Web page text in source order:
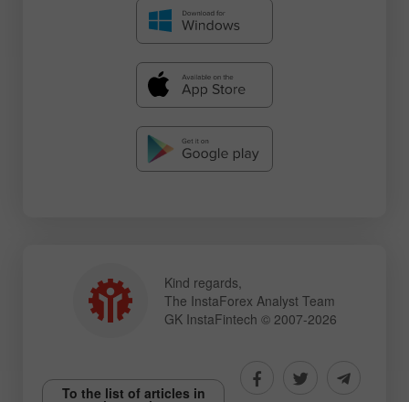
Kind regards,
The InstaForex Analyst Team
GK InstaFintech © 2007-2026
To the list of articles in